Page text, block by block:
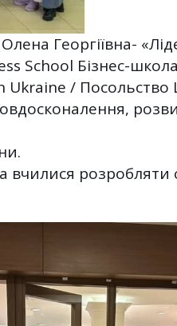
Георгіївна-
School Бізнес-
/ Посольство
розробляти